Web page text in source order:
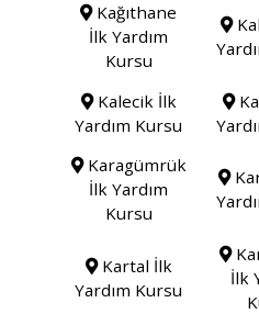
Kağıthane
İlk Yardım
Kursu
Kalecik İlk
Yardım Kursu
Karagümrük
İlk Yardım
Kursu
Kartal İlk
Yardım Kursu
İlk